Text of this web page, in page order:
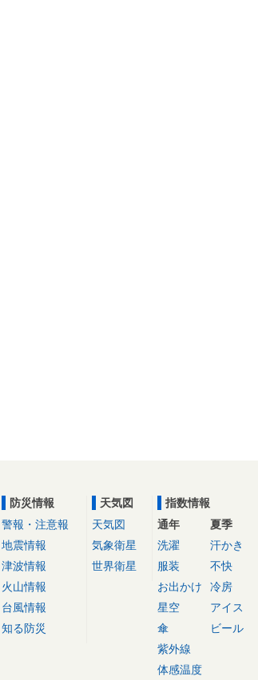
防災情報
警報・注意報
地震情報
津波情報
火山情報
台風情報
知る防災
天気図
天気図
気象衛星
世界衛星
指数情報
通年
洗濯
服装
お出かけ
星空
傘
紫外線
体感温度
夏季
汗かき
不快
冷房
アイス
ビール